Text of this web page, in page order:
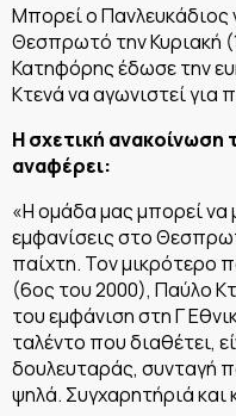
Μπορεί ο Πανλευκάδιος
Θεσπρωτό την Κυριακή
Κατηφόρης έδωσε την
Κτενά να αγωνιστεί για
Η σχετική
αναφέρει:
«Η ομάδα μας μπορεί να
εμφανίσεις στο
παίχτη. Τον μικρότερο
(6ος του 2000), Παύλο
του εμφάνιση στη Γ
ταλέντο που διαθέτει,
δουλευταράς, συνταγή
ψηλά. Συγχαρητήριά και